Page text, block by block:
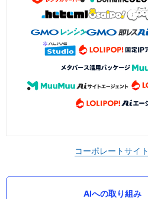
コーポレートサイト
AIへの取り組み